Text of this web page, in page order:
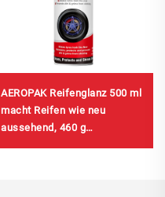
AEROPAK Reifenglanz 500 ml
macht Reifen wie neu
aussehend, 460 g